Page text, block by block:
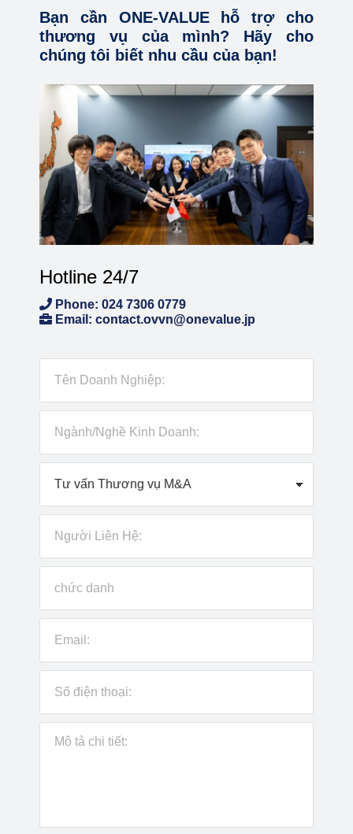
Bạn cần ONE-VALUE hỗ trợ cho
thương vụ của mình? Hãy cho
chúng tôi biết nhu cầu của bạn!
Hotline 24/7
Phone: 024 7306 0779
Email: contact.ovvn@onevalue.jp